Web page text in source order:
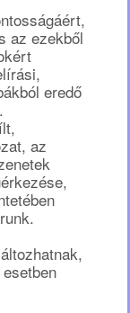
az ezekből
eredő
az